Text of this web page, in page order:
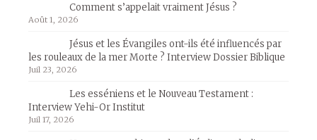
Comment s’appelait vraiment Jésus ?
Août 1, 2026
Jésus et les Évangiles ont-ils été influencés par
les rouleaux de la mer Morte ? Interview Dossier Biblique
Juil 23, 2026
Les esséniens et le Nouveau Testament :
Interview Yehi-Or Institut
Juil 17, 2026